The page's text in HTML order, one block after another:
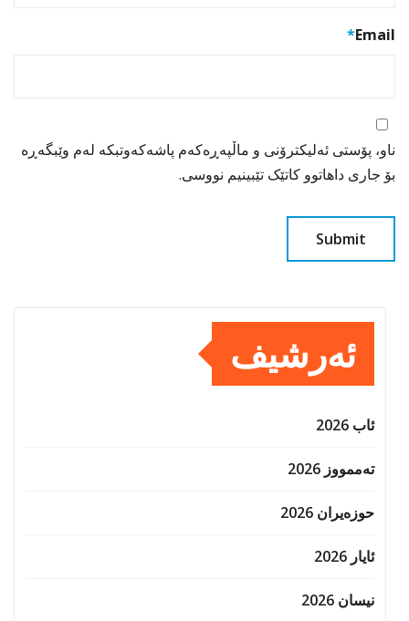
Email
*
ناو، پۆستی ئەلیکترۆنی و ماڵپەڕەکەم پاشەکەوتبکە لەم وێبگەڕە
بۆ جاری داهاتوو کاتێک تێبینیم نووسی.
ئەرشیف
ئاب 2026
تەممووز 2026
حوزه‌یران 2026
ئایار 2026
نیسان 2026